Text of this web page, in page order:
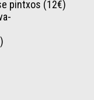
pintxos (12€)